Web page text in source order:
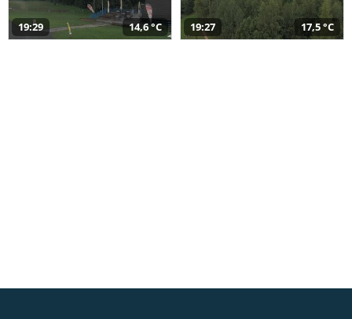
19:29 14,6 °C 19:27 17,5 °C